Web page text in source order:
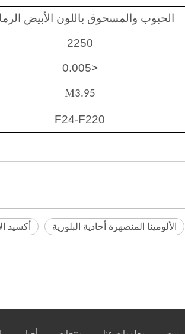
الحبوب والمسحوق باللون الأبيض
2250
<0.005
M3.95
F24-F220
أكسيد الألومينا المنصهرة أحادية البلورية